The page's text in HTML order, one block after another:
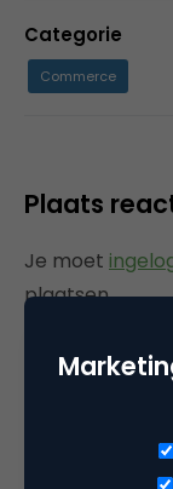
Categorie
Commerce
Plaats
Je moet
plaatsen.